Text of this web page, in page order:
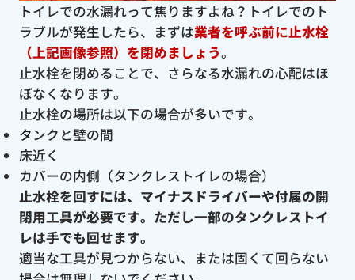
トイレでの水漏れって焦りますよね？トイレでのト
ラブルが発生したら、まずは業者を呼ぶ前に止水栓
（上記画像参照）を閉めましょう。
止水栓を閉めることで、さらなる水漏れの心配はほ
ぼなくなります。
止水栓の場所は以下の場合が多いです。
タンクと壁の間
床近く
カバーの内側（タンクレストイレの場合）
止水栓を回すには、マイナスドライバーや付属の開
閉用工具が必要です。ただし一部のタンクレストイ
レは手でも回せます。
適当な工具が見つからない、または固くて回らない